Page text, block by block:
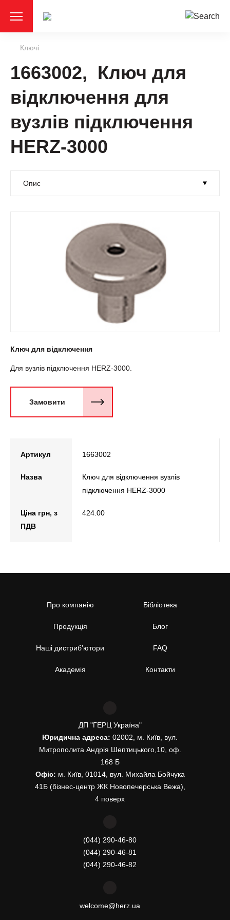
Ключі
1663002, Ключ для
відключення для
вузлів підключення
HERZ-3000
Ключ для відключення
Для вузлів підключення HERZ-3000.
Замовити
Артикул 1663002
Назва
Ключ для відключення вузлів
підключення HERZ-3000
Ціна грн, з
ПДВ
424.00
Про компанію
Продукція
Наші дистриб’ютори
Академія
Бібліотека
Блог
FAQ
Контакти
ДП "ГЕРЦ Україна"
Юридична адреса: 02002, м. Київ, вул.
Митрополита Андрія Шептицького,10, оф.
168 Б
Офіс: м. Київ, 01014, вул. Михайла Бойчука
41Б (бізнес-центр ЖК Новопечерська Вежа),
4 поверх
(044) 290-46-80
(044) 290-46-81
(044) 290-46-82
welcome@herz.ua